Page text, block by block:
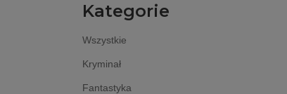
Kategorie
Wszystkie
Kryminał
Fantastyka